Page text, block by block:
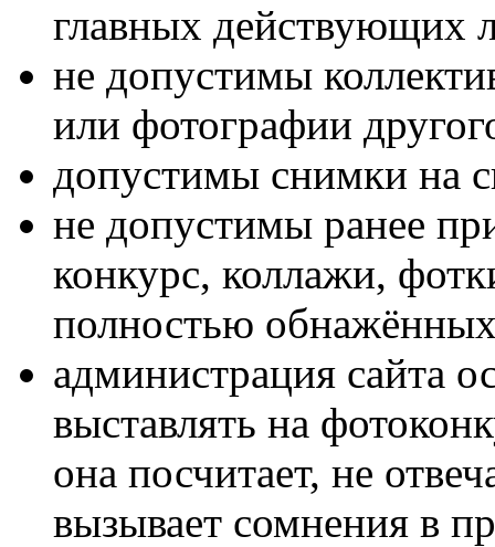
главных действующих
не допустимы
или фотографии
допустимы снимки на
не допустимы ранее
конкурс, коллажи,
полностью
администрация сайта
выставлять на
она посчитает, не
вызывает сомнения в